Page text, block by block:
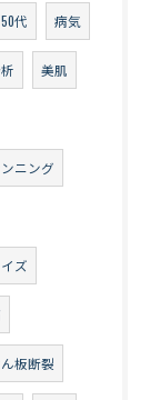
50代 病気
美肌
ニング
ズ
板断裂